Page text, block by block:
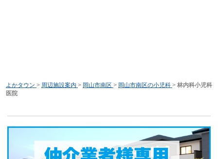
よかタウン > 周辺施設案内 > 岡山市南区 > 岡山市南区の小児科 > 林内科小児科
医院